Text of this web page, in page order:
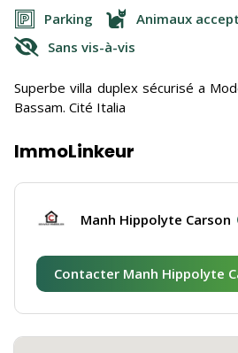
Parking Animaux
Sans vis-à-vis
Superbe villa duplex sécurisé a
Bassam. Cité Italia
ImmoLinkeur
Manh Hippolyte Carson
Contacter Manh Hippolyte